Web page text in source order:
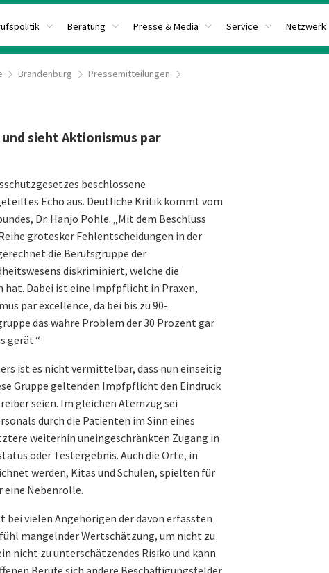
Beratung Presse & Media Service Netzwerk
Brandenburg Pressemitteilungen
sieht Aktionismus par
beschlossene
Echo aus. Deutliche Kritik kommt vom
Dr. Hanjo Pohle. „Mit dem Beschluss
grotesker Fehlentscheidungen in der
die Berufsgruppe der
diskriminiert, welche die
Dabei ist eine Impfpflicht in Praxen,
par excellence, da bei bis zu 90-
das wahre Problem der 30 Prozent gar
gerät.“
ist es nicht vermittelbar, dass nun einseitig
Gruppe geltenden Impfpflicht den Eindruck
seien. Im gleichen Atemzug sei
durch die Patienten im Sinn eines
weiterhin uneingeschränkten Zugang in
oder Testergebnis. Auch die Orte, in
werden, Kitas und Schulen, spielten für
eine Nebenrolle.
vielen Angehörigen der davon erfassten
mangelnder Wertschätzung, um nicht zu
nicht zu unterschätzendes Risiko und kann
Berufe sich andere Beschäftigungsfelder